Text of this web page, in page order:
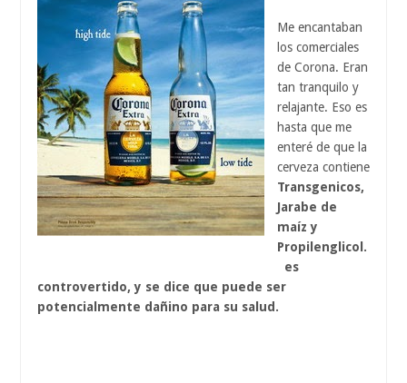
Me encantaban
los comerciales
de Corona. Eran
tan tranquilo y
relajante. Eso es
hasta que me
enteré de que la
cerveza contiene
Transgenicos,
Jarabe de
maíz y
Propilenglicol.
es
controvertido, y se dice que puede ser
potencialmente dañino para su salud.